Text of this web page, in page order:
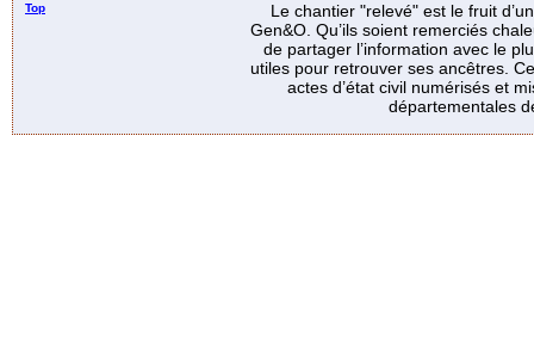
Top
Le chantier "relevé" est le fruit
Gen&O. Qu’ils soient remerciés
de partager l’information avec le
utiles pour retrouver ses ancêtres.
actes d’état civil numérisés et
départementales